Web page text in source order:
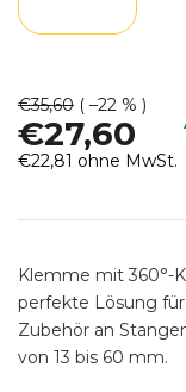
€35,60 ( –22 % )
€27,60
€22,81 ohne MwSt.
Klemme mit 360°-
perfekte Lösung
Zubehör an
von 13 bis 60 mm.